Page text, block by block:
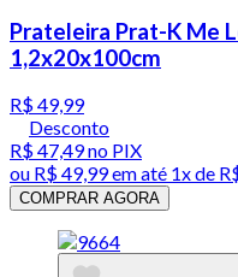
Prateleira Prat-K Me
1,2x20x100cm
R$ 49,99
Desconto
R$ 47,49no PIX
ou R$ 49,99em até 1x de
COMPRAR AGORA